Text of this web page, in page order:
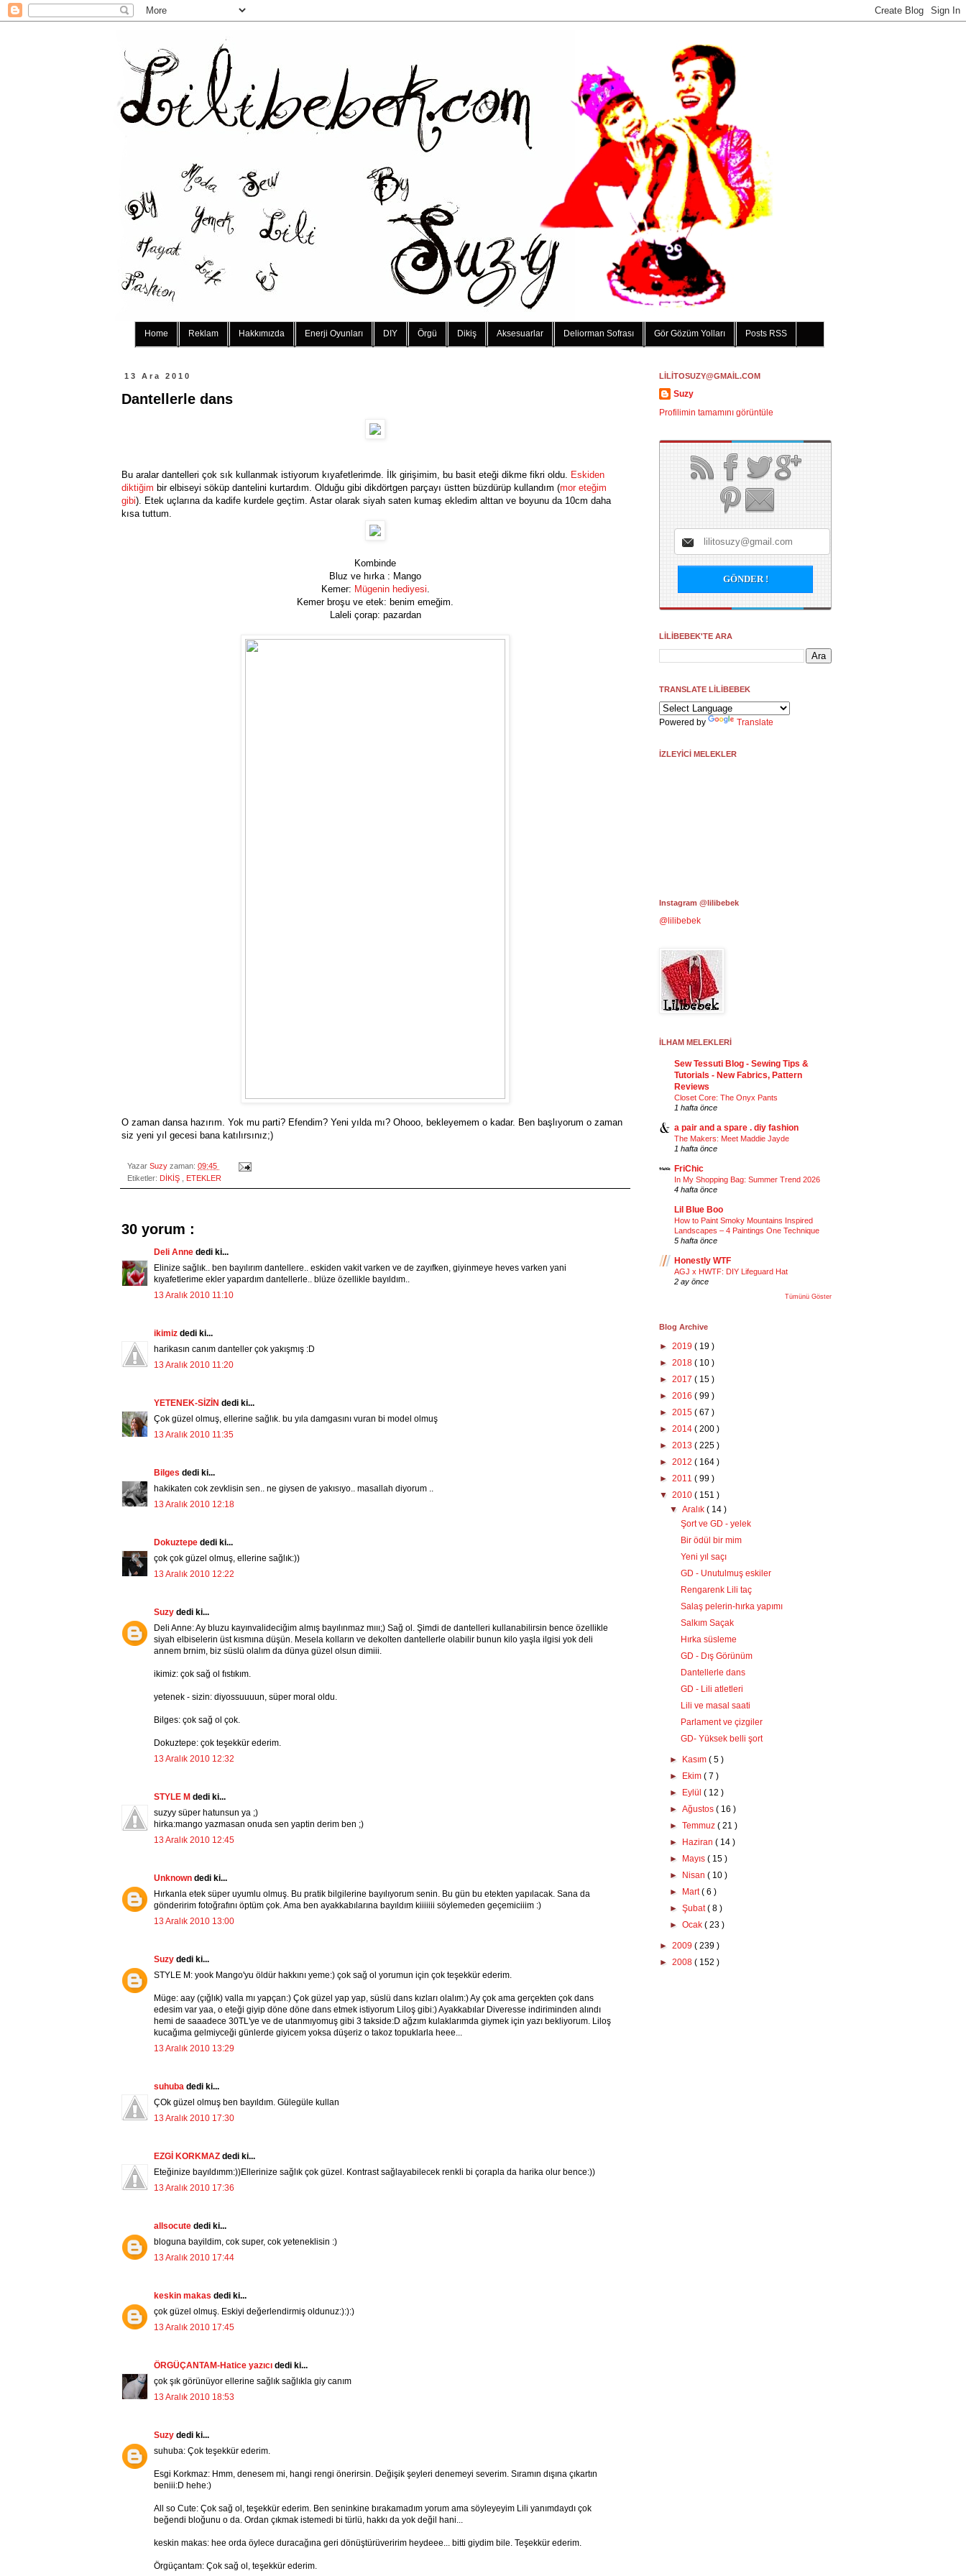
Home Reklam Hakkımızda Enerji Oyunları DIY Örgü Dikiş Aksesuarlar Deliorman Sofrası Gör Gözüm Yolları Posts RSS
13 Ara 2010
Dantellerle dans
Bu aralar dantelleri çok sık kullanmak istiyorum kıyafetlerimde. İlk girişimim, bu basit eteği dikme fikri oldu. Eskiden
diktiğim bir elbiseyi söküp dantelini kurtardım. Olduğu gibi dikdörtgen parçayı üstten büzdürüp kullandım (mor eteğim
gibi). Etek uçlarına da kadife kurdele geçtim. Astar olarak siyah saten kumaş ekledim alttan ve boyunu da 10cm daha
kısa tuttum.
Kombinde
Bluz ve hırka : Mango
Kemer: Mügenin hediyesi.
Kemer broşu ve etek: benim emeğim.
Laleli çorap: pazardan
O zaman dansa hazırım. Yok mu parti? Efendim? Yeni yılda mı? Ohooo, bekleyemem o kadar. Ben başlıyorum o zaman
siz yeni yıl gecesi bana katılırsınız;)
Yazar Suzy zaman: 09:45
Etiketler: DİKİŞ ETEKLER
30 yorum :
Deli Anne dedi ki...
Elinize sağlık.. ben bayılırım dantellere.. eskiden vakit varken ve de zayıfken, giyinmeye heves varken yani
kıyafetlerime ekler yapardım dantellerle.. blüze özellikle bayıldım..
13 Aralık 2010 11:10
ikimiz dedi ki...
harikasın canım danteller çok yakışmış :D
13 Aralık 2010 11:20
YETENEK-SİZİN dedi ki...
Çok güzel olmuş, ellerine sağlık. bu yıla damgasını vuran bi model olmuş
13 Aralık 2010 11:35
Bilges dedi ki...
hakikaten cok zevklisin sen.. ne giysen de yakısıyo.. masallah diyorum ..
13 Aralık 2010 12:18
Dokuztepe dedi ki...
çok çok güzel olmuş, ellerine sağlık:))
13 Aralık 2010 12:22
Suzy dedi ki...
Deli Anne: Ay bluzu kayınvalideciğim almış bayılınmaz mııı;) Sağ ol. Şimdi de dantelleri kullanabilirsin bence özellikle
siyah elbiselerin üst kısmına düşün. Mesela kolların ve dekolten dantellerle olabilir bunun kilo yaşla ilgisi yok deli
annem brnim, biz süslü olalım da dünya güzel olsun dimiii.
ikimiz: çok sağ ol fıstıkım.
yetenek - sizin: diyossuuuun, süper moral oldu.
Bilges: çok sağ ol çok.
Dokuztepe: çok teşekkür ederim.
13 Aralık 2010 12:32
STYLE M dedi ki...
suzyy süper hatunsun ya ;)
hirka:mango yazmasan onuda sen yaptin derim ben ;)
13 Aralık 2010 12:45
Unknown dedi ki...
Hırkanla etek süper uyumlu olmuş. Bu pratik bilgilerine bayılıyorum senin. Bu gün bu etekten yapılacak. Sana da
gönderirim fotoğrafını öptüm çok. Ama ben ayakkabılarına bayıldım kiiiiiii söylemeden geçemiciiim :)
13 Aralık 2010 13:00
Suzy dedi ki...
STYLE M: yook Mango'yu öldür hakkını yeme:) çok sağ ol yorumun için çok teşekkür ederim.
Müge: aay (çığlık) valla mı yapçan:) Çok güzel yap yap, süslü dans kızları olalım:) Ay çok ama gerçekten çok dans
edesim var yaa, o eteği giyip döne döne dans etmek istiyorum Liloş gibi:) Ayakkabılar Diveresse indiriminden alındı
hemi de saaadece 30TL'ye ve de utanmıyomuş gibi 3 takside:D ağzım kulaklarımda giymek için yazı bekliyorum. Liloş
kucağıma gelmiyceği günlerde giyicem yoksa düşeriz o takoz topuklarla heee...
13 Aralık 2010 13:29
suhuba dedi ki...
ÇOk güzel olmuş ben bayıldım. Gülegüle kullan
13 Aralık 2010 17:30
EZGİ KORKMAZ dedi ki...
Eteğinize bayıldımm:))Ellerinize sağlık çok güzel. Kontrast sağlayabilecek renkli bi çorapla da harika olur bence:))
13 Aralık 2010 17:36
allsocute dedi ki...
bloguna bayildim, cok super, cok yeteneklisin :)
13 Aralık 2010 17:44
keskin makas dedi ki...
çok güzel olmuş. Eskiyi değerlendirmiş oldunuz:):):)
13 Aralık 2010 17:45
ÖRGÜÇANTAM-Hatice yazıcı dedi ki...
çok şık görünüyor ellerine sağlık sağlıkla giy canım
13 Aralık 2010 18:53
Suzy dedi ki...
suhuba: Çok teşekkür ederim.
Esgi Korkmaz: Hmm, denesem mi, hangi rengi önerirsin. Değişik şeyleri denemeyi severim. Sıramın dışına çıkartın
beniii:D hehe:)
All so Cute: Çok sağ ol, teşekkür ederim. Ben seninkine bırakamadım yorum ama söyleyeyim Lili yanımdaydı çok
beğendi bloğunu o da. Ordan çıkmak istemedi bi türlü, hakkı da yok değil hani...
keskin makas: hee orda öylece duracağına geri dönüştürüveririm heydeee... bitti giydim bile. Teşekkür ederim.
Örgüçantam: Çok sağ ol, teşekkür ederim.
LİLİTOSUZY@GMAİL.COM
Suzy
Profilimin tamamını görüntüle
LİLİBEBEK'TE ARA
TRANSLATE LİLİBEBEK
Powered by Translate
İZLEYİCİ MELEKLER
Instagram @lilibebek
@lilibebek
İLHAM MELEKLERİ
Sew Tessuti Blog - Sewing Tips &
Tutorials - New Fabrics, Pattern
Reviews
Closet Core: The Onyx Pants
1 hafta önce
a pair and a spare . diy fashion
The Makers: Meet Maddie Jayde
1 hafta önce
FriChic
In My Shopping Bag: Summer Trend 2026
4 hafta önce
Lil Blue Boo
How to Paint Smoky Mountains Inspired
Landscapes – 4 Paintings One Technique
5 hafta önce
Honestly WTF
AGJ x HWTF: DIY Lifeguard Hat
2 ay önce
Tümünü Göster
Blog Archive
► 2019 ( 19 )
► 2018 ( 10 )
► 2017 ( 15 )
► 2016 ( 99 )
► 2015 ( 67 )
► 2014 ( 200 )
► 2013 ( 225 )
► 2012 ( 164 )
► 2011 ( 99 )
▼ 2010 ( 151 )
▼Aralık( 14 )
Şort ve GD - yelek
Bir ödül bir mim
Yeni yıl saçı
GD - Unutulmuş eskiler
Rengarenk Lili taç
Salaş pelerin-hırka yapımı
Salkım Saçak
Hırka süsleme
GD - Dış Görünüm
Dantellerle dans
GD - Lili atletleri
Lili ve masal saati
Parlament ve çizgiler
GD- Yüksek belli şort
► Kasım( 5 )
►
Ekim( 7 )
►
Eylül( 12 )
►Ağustos( 16 )
►Temmuz( 21 )
►
Haziran( 14 )
►
Mayıs( 15 )
►
Nisan( 10 )
►
Mart( 6 )
►Şubat( 8 )
►Ocak( 23 )
► 2009 ( 239 )
► 2008 ( 152 )